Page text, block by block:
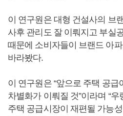
이 연구원은 대형 건설사의 브
사후 관리도 잘 이뤄지고 부실
때문에 소비자들이 브랜드 아
바라봤다.
이 연구원은 “앞으로 주택 공급
차별화가 이뤄질 것”이라며 “
주택 공급시장이 재편될 가능성